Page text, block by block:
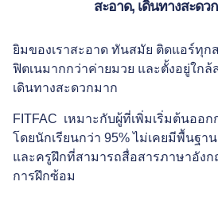
สะอาด, เดินทางสะดว
ยิมของเราสะอาด ทันสมัย ติดแอร์ทุก
ฟิตเนมากกว่าค่ายมวย และตั้งอยู่ใกล้
เดินทางสะดวกมาก
FITFAC เหมาะกับผู้ที่เพิ่มเริ่มต้นออก
โดยนักเรียนกว่า 95% ไม่เคยมีพื้นฐา
และครูฝึกที่สามารถสื่อสารภาษาอัง
การฝึกซ้อม